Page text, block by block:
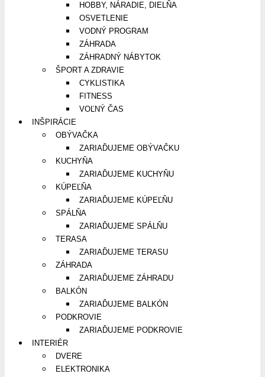
HOBBY, NÁRADIE, DIELŇA
OSVETLENIE
VODNÝ PROGRAM
ZÁHRADA
ZÁHRADNÝ NÁBYTOK
ŠPORT A ZDRAVIE
CYKLISTIKA
FITNESS
VOĽNÝ ČAS
INŠPIRÁCIE
OBÝVAČKA
ZARIAĎUJEME OBÝVAČKU
KUCHYŇA
ZARIAĎUJEME KUCHYŇU
KÚPEĽŇA
ZARIAĎUJEME KÚPEĽŇU
SPÁLŇA
ZARIAĎUJEME SPÁLŇU
TERASA
ZARIAĎUJEME TERASU
ZÁHRADA
ZARIAĎUJEME ZÁHRADU
BALKÓN
ZARIAĎUJEME BALKÓN
PODKROVIE
ZARIAĎUJEME PODKROVIE
INTERIÉR
DVERE
ELEKTRONIKA